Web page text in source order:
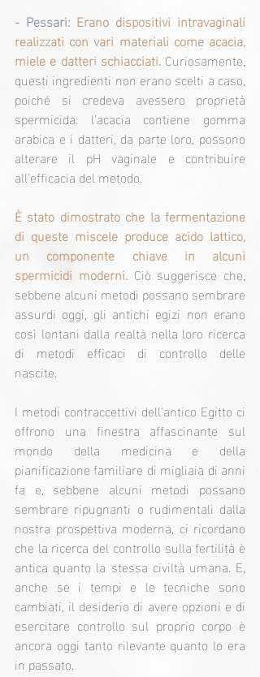
- Pessari: Erano dispositivi intravaginali
realizzati con vari materiali come acacia,
miele e datteri schiacciati. Curiosamente,
questi ingredienti non erano scelti a caso,
poiché si credeva avessero proprietà
spermicida: l'acacia contiene gomma
arabica e i datteri, da parte loro, possono
alterare il pH vaginale e contribuire
all'efficacia del metodo.
È stato dimostrato che la fermentazione
di queste miscele produce acido lattico,
un componente chiave in alcuni
spermicidi moderni. Ciò suggerisce che,
sebbene alcuni metodi possano sembrare
assurdi oggi, gli antichi egizi non erano
così lontani dalla realtà nella loro ricerca
di metodi efficaci di controllo delle
nascite.
I metodi contraccettivi dell'antico Egitto ci
offrono una finestra affascinante sul
mondo della medicina e della
pianificazione familiare di migliaia di anni
fa e, sebbene alcuni metodi possano
sembrare ripugnanti o rudimentali dalla
nostra prospettiva moderna, ci ricordano
che la ricerca del controllo sulla fertilità è
antica quanto la stessa civiltà umana. E,
anche se i tempi e le tecniche sono
cambiati, il desiderio di avere opzioni e di
esercitare controllo sul proprio corpo è
ancora oggi tanto rilevante quanto lo era
in passato.